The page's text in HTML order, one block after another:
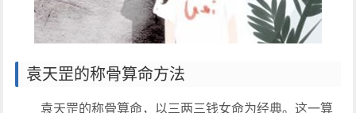
袁天罡的称骨算命方法
袁天罡的称骨算命，以三两三钱女命为经典。这一算